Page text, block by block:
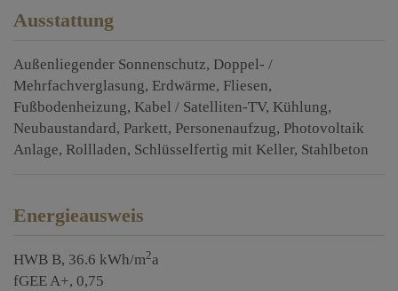
Ausstattung
Außenliegender Sonnenschutz Doppel- /
Mehrfachverglasung Erdwärme Fliesen
Fußbodenheizung Kabel / Satelliten-TV Kühlung
Neubaustandard Parkett Personenaufzug Photovoltaik
Anlage Rollladen Schlüsselfertig mit Keller Stahlbeton
Energieausweis
HWB B, 36.6 kWh/m2a
fGEEA+, 0,75